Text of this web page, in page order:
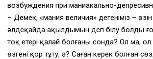
возбуждения при маниакально-
– Демек, «мания величия» дегеніміз –
әлдеқайда ақылдымын деп білу болды ғой,
тоқ етері қалай болғаны сонда? Ол ма,
өзгені қор тұту, ә? Саған керек болған